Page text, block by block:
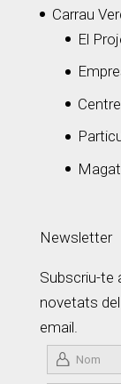
Carrau
El
Newsletter
Subscriu-te
novetats
email.